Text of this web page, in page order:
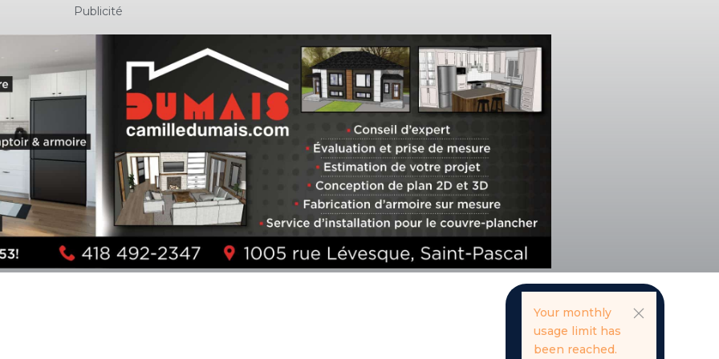
Publicité
Your monthly
usage limit has
been reached.